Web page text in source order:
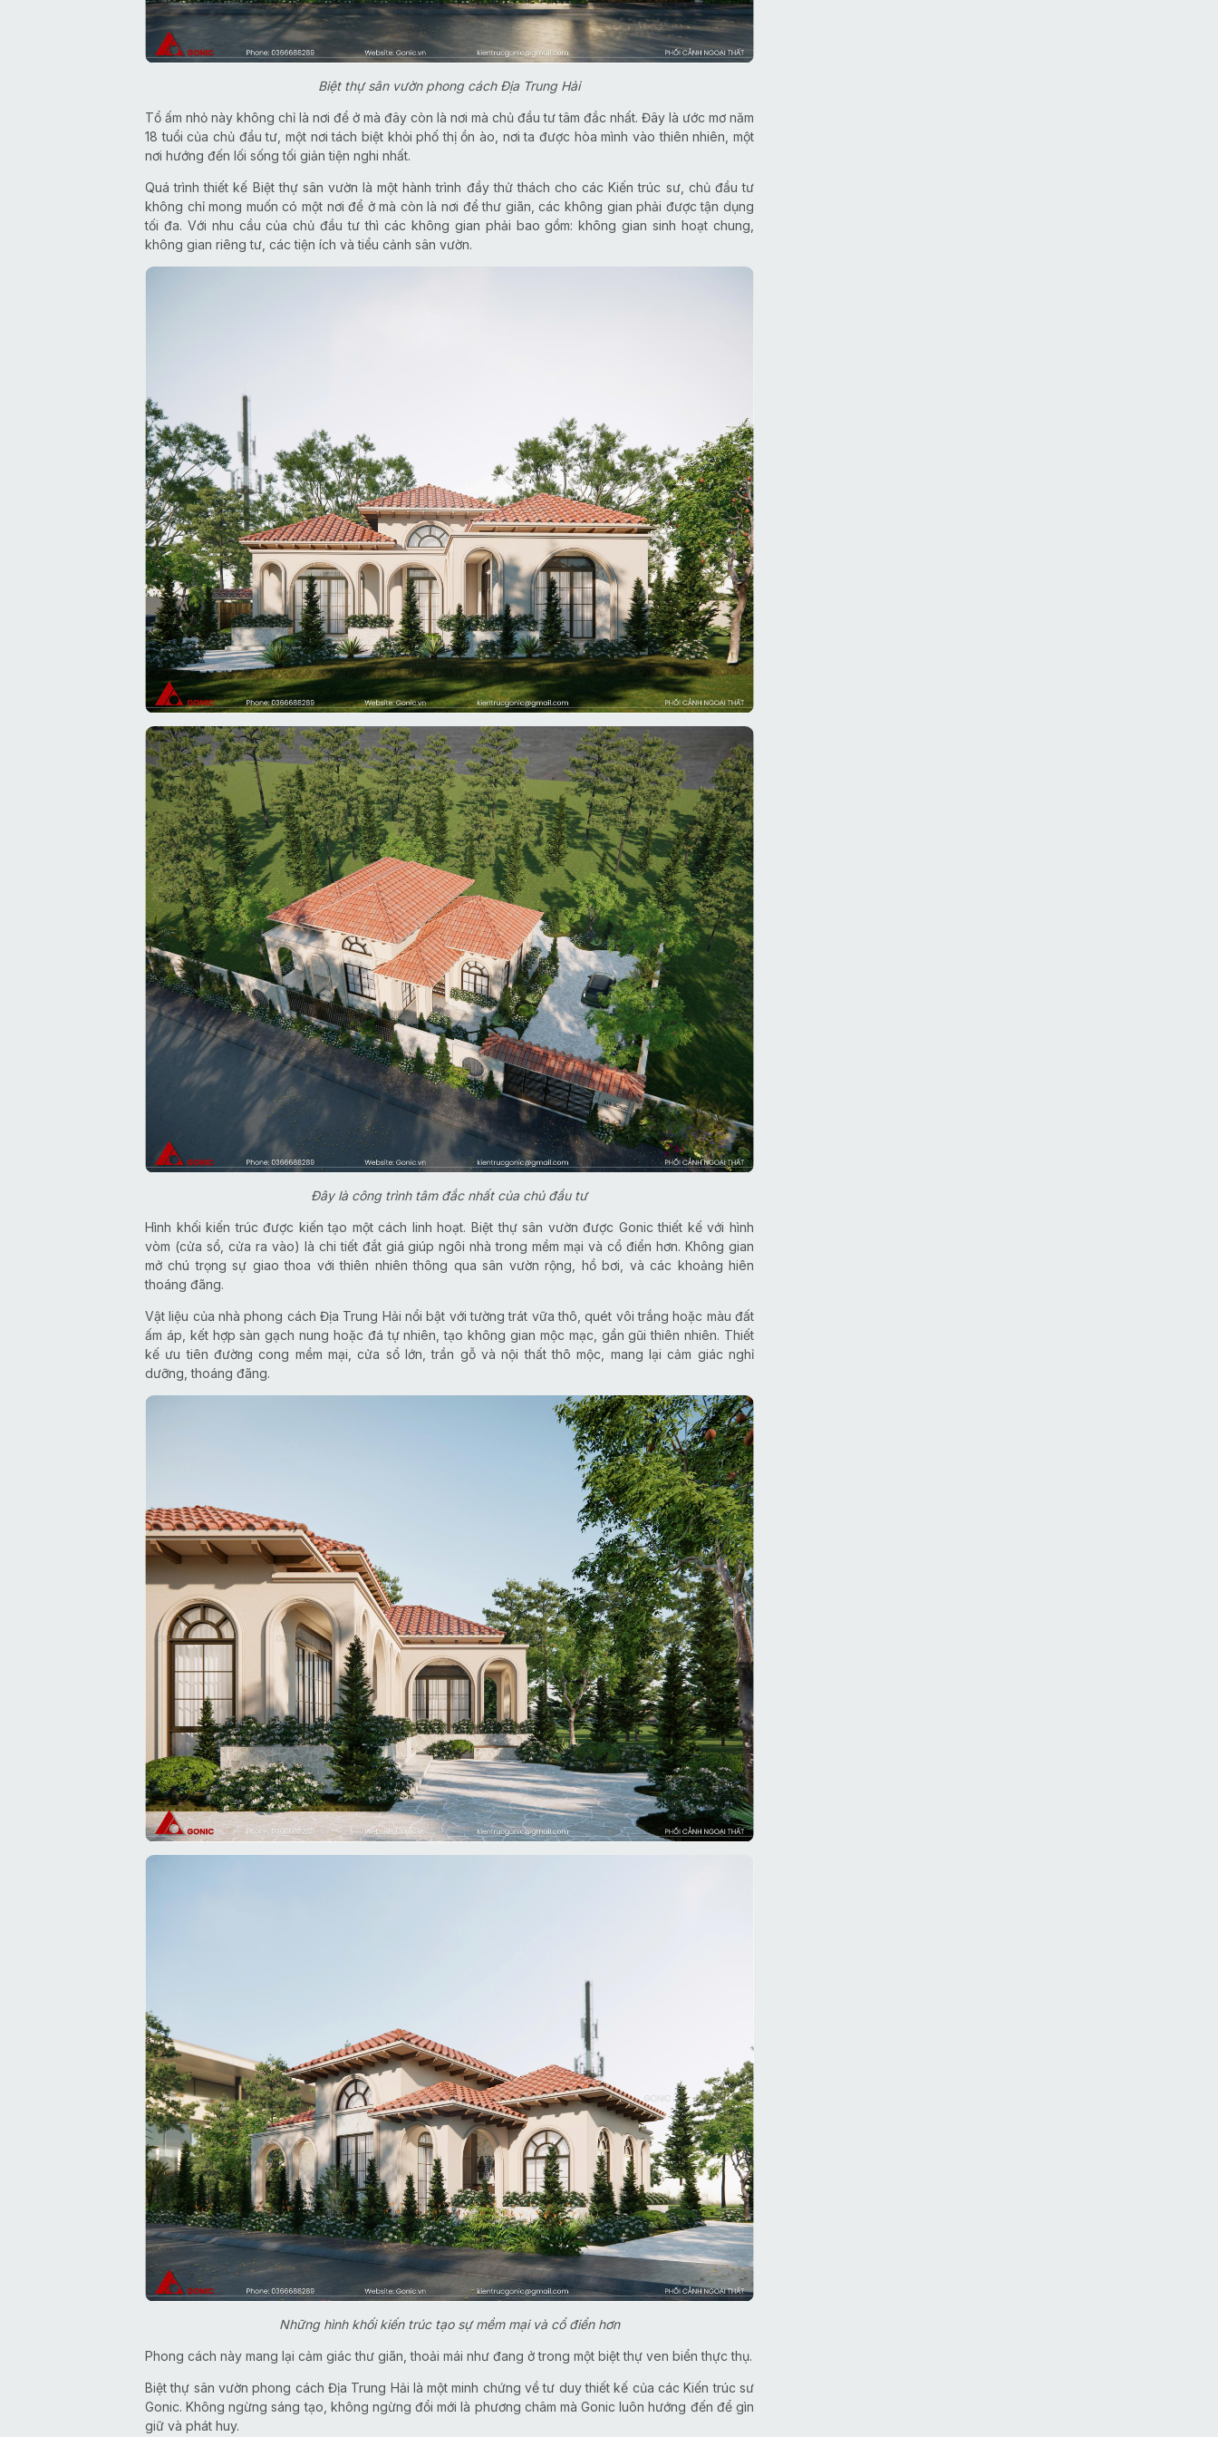
Biệt thự sân vườn phong cách Địa Trung Hải
Tổ ấm nhỏ này không chỉ là nơi để ở mà đây còn là nơi mà chủ đầu tư tâm đắc nhất. Đây là ước mơ năm
18 tuổi của chủ đầu tư, một nơi tách biệt khỏi phố thị ồn ào, nơi ta được hòa mình vào thiên nhiên, một
nơi hướng đến lối sống tối giản tiện nghi nhất.
Quá trình thiết kế Biệt thự sân vườn là một hành trình đầy thử thách cho các Kiến trúc sư, chủ đầu tư
không chỉ mong muốn có một nơi để ở mà còn là nơi để thư giãn, các không gian phải được tận dụng
tối đa. Với nhu cầu của chủ đầu tư thì các không gian phải bao gồm: không gian sinh hoạt chung,
không gian riêng tư, các tiện ích và tiểu cảnh sân vườn.
Đây là công trình tâm đắc nhất của chủ đầu tư
Hình khối kiến trúc được kiến tạo một cách linh hoạt. Biệt thự sân vườn được Gonic thiết kế với hình
vòm (cửa sổ, cửa ra vào) là chi tiết đắt giá giúp ngôi nhà trong mềm mại và cổ điển hơn. Không gian
mở chú trọng sự giao thoa với thiên nhiên thông qua sân vườn rộng, hồ bơi, và các khoảng hiên
thoáng đãng.
Vật liệu của nhà phong cách Địa Trung Hải nổi bật với tường trát vữa thô, quét vôi trắng hoặc màu đất
ấm áp, kết hợp sàn gạch nung hoặc đá tự nhiên, tạo không gian mộc mạc, gần gũi thiên nhiên. Thiết
kế ưu tiên đường cong mềm mại, cửa sổ lớn, trần gỗ và nội thất thô mộc, mang lại cảm giác nghỉ
dưỡng, thoáng đãng.
Những hình khối kiến trúc tạo sự mềm mại và cổ điển hơn
Phong cách này mang lại cảm giác thư giãn, thoải mái như đang ở trong một biệt thự ven biển thực thụ.
Biệt thự sân vườn phong cách Địa Trung Hải là một minh chứng về tư duy thiết kế của các Kiến trúc sư
Gonic. Không ngừng sáng tạo, không ngừng đổi mới là phương châm mà Gonic luôn hướng đến để gìn
giữ và phát huy.